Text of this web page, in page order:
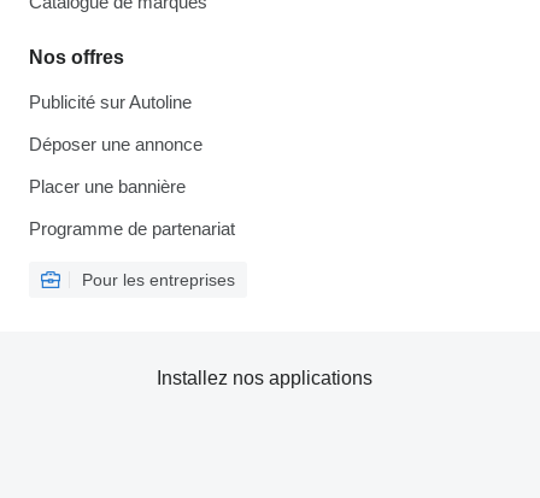
Nos offres
Publicité sur Autoline
Déposer une annonce
Placer une bannière
Programme de partenariat
Pour les entreprises
Installez nos applications